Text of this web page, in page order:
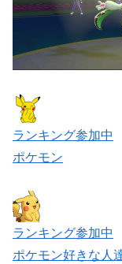
ランキング参加中
ポケモン
ランキング参加中
ポケモン好きな人